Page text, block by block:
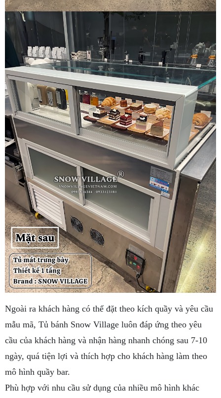
Ngoài ra khách hàng có thể đặt theo kích quầy và yêu cầu
mẫu mã, Tủ bánh Snow Village luôn đáp ứng theo yêu
cầu của khách hàng và nhận hàng nhanh chóng sau 7-10
ngày, quá tiện lợi và thích hợp cho khách hàng làm theo
mô hình quầy bar.
Phù hợp với nhu cầu sử dụng của nhiều mô hình khác